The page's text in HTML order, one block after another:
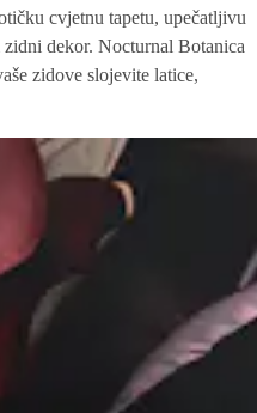
cvjetnu tapetu, upečatljivu
dekor. Nocturnal Botanica
zidove slojevite latice,